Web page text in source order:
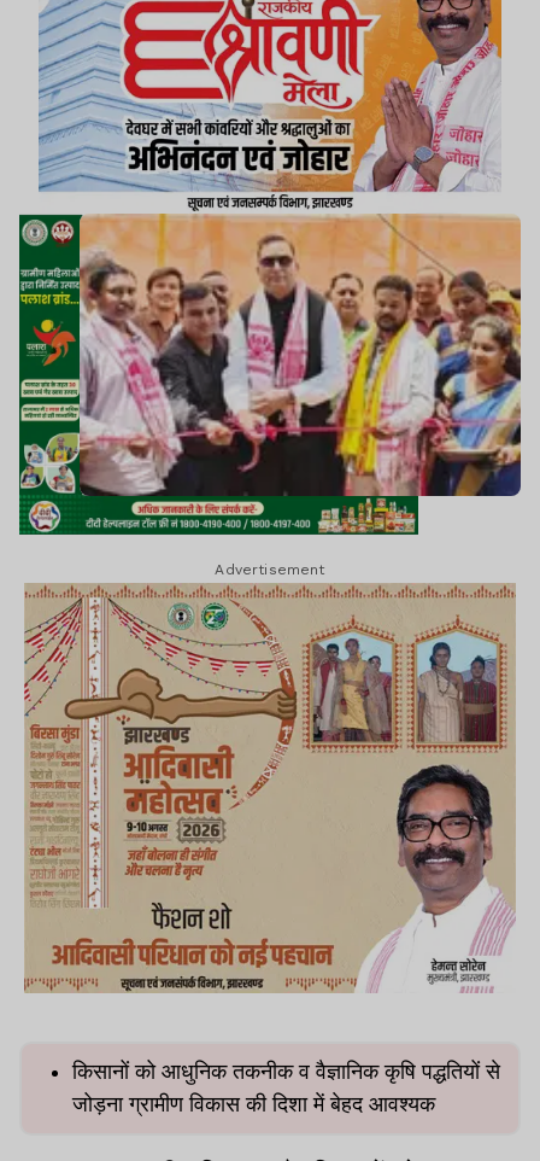
Advertisement
किसानों को आधुनिक तकनीक व वैज्ञानिक कृषि पद्धतियों से
जोड़ना ग्रामीण विकास की दिशा में बेहद आवश्यक